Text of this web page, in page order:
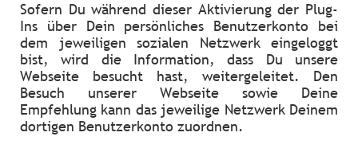
Sofern Du während dieser Aktivierung der Plug-
Ins über Dein persönliches Benutzerkonto bei
dem jeweiligen sozialen Netzwerk eingeloggt
bist, wird die Information, dass Du unsere
Webseite besucht hast, weitergeleitet. Den
Besuch unserer Webseite sowie Deine
Empfehlung kann das jeweilige Netzwerk Deinem
dortigen Benutzerkonto zuordnen.